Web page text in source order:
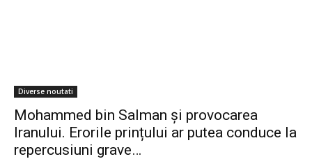
Diverse noutati
Mohammed bin Salman și provocarea
Iranului. Erorile prințului ar putea conduce la
repercusiuni grave…